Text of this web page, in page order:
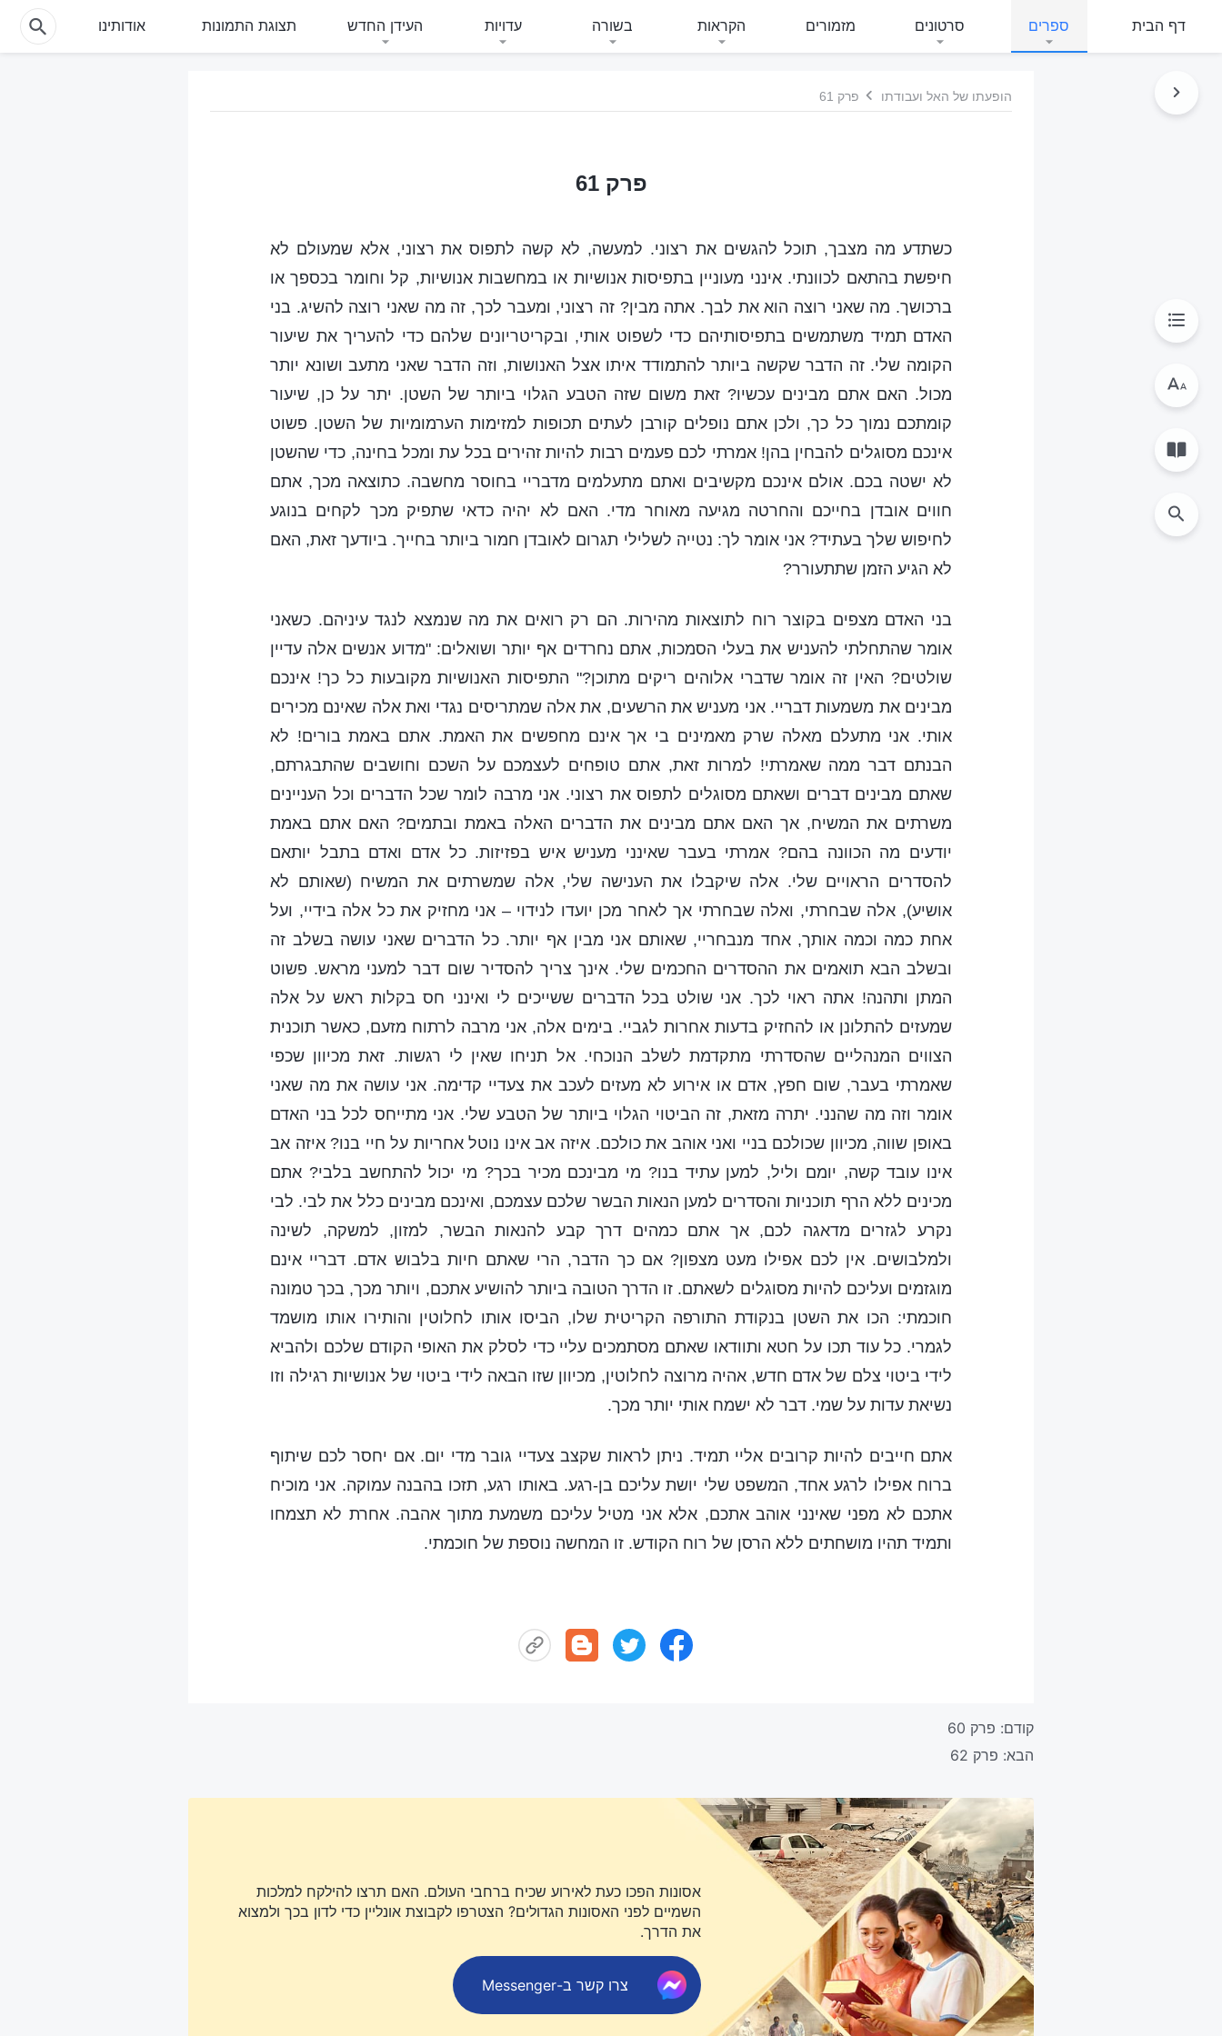
דף הבית ספרים סרטונים מזמורים הקראות בשורה עדויות העידן החדש תצוגת התמונות אודותינו
הופעתו של האל ועבודתו פרק 61
פרק 61
כשתדע מה מצבך, תוכל להגשים את רצוני. למעשה, לא קשה לתפוס את רצוני, אלא שמעולם לא
חיפשת בהתאם לכוונתי. אינני מעוניין בתפיסות אנושיות או במחשבות אנושיות, קל וחומר בכספך או
ברכושך. מה שאני רוצה הוא את לבך. אתה מבין? זה רצוני, ומעבר לכך, זה מה שאני רוצה להשיג. בני
האדם תמיד משתמשים בתפיסותיהם כדי לשפוט אותי, ובקריטריונים שלהם כדי להעריך את שיעור
הקומה שלי. זה הדבר שקשה ביותר להתמודד איתו אצל האנושות, וזה הדבר שאני מתעב ושונא יותר
מכול. האם אתם מבינים עכשיו? זאת משום שזה הטבע הגלוי ביותר של השטן. יתר על כן, שיעור
קומתכם נמוך כל כך, ולכן אתם נופלים קורבן לעתים תכופות למזימות הערמומיות של השטן. פשוט
אינכם מסוגלים להבחין בהן! אמרתי לכם פעמים רבות להיות זהירים בכל עת ומכל בחינה, כדי שהשטן
לא ישטה בכם. אולם אינכם מקשיבים ואתם מתעלמים מדבריי בחוסר מחשבה. כתוצאה מכך, אתם
חווים אובדן בחייכם והחרטה מגיעה מאוחר מדי. האם לא יהיה כדאי שתפיק מכך לקחים בנוגע
לחיפוש שלך בעתיד? אני אומר לך: נטייה לשלילי תגרום לאובדן חמור ביותר בחייך. ביודעך זאת, האם
לא הגיע הזמן שתתעורר?
בני האדם מצפים בקוצר רוח לתוצאות מהירות. הם רק רואים את מה שנמצא לנגד עיניהם. כשאני
אומר שהתחלתי להעניש את בעלי הסמכות, אתם נחרדים אף יותר ושואלים: "מדוע אנשים אלה עדיין
שולטים? האין זה אומר שדברי אלוהים ריקים מתוכן?" התפיסות האנושיות מקובעות כל כך! אינכם
מבינים את משמעות דבריי. אני מעניש את הרשעים, את אלה שמתריסים נגדי ואת אלה שאינם מכירים
אותי. אני מתעלם מאלה שרק מאמינים בי אך אינם מחפשים את האמת. אתם באמת בורים! לא
הבנתם דבר ממה שאמרתי! למרות זאת, אתם טופחים לעצמכם על השכם וחושבים שהתבגרתם,
שאתם מבינים דברים ושאתם מסוגלים לתפוס את רצוני. אני מרבה לומר שכל הדברים וכל העניינים
משרתים את המשיח, אך האם אתם מבינים את הדברים האלה באמת ובתמים? האם אתם באמת
יודעים מה הכוונה בהם? אמרתי בעבר שאינני מעניש איש בפזיזות. כל אדם ואדם בתבל יותאם
להסדרים הראויים שלי. אלה שיקבלו את הענישה שלי, אלה שמשרתים את המשיח (שאותם לא
אושיע), אלה שבחרתי, ואלה שבחרתי אך לאחר מכן יועדו לנידוי – אני מחזיק את כל אלה בידיי, ועל
אחת כמה וכמה אותך, אחד מנבחריי, שאותם אני מבין אף יותר. כל הדברים שאני עושה בשלב זה
ובשלב הבא תואמים את ההסדרים החכמים שלי. אינך צריך להסדיר שום דבר למעני מראש. פשוט
המתן ותהנה! אתה ראוי לכך. אני שולט בכל הדברים ששייכים לי ואינני חס בקלות ראש על אלה
שמעזים להתלונן או להחזיק בדעות אחרות לגביי. בימים אלה, אני מרבה לרתוח מזעם, כאשר תוכנית
הצווים המנהליים שהסדרתי מתקדמת לשלב הנוכחי. אל תניחו שאין לי רגשות. זאת מכיוון שכפי
שאמרתי בעבר, שום חפץ, אדם או אירוע לא מעזים לעכב את צעדיי קדימה. אני עושה את מה שאני
אומר וזה מה שהנני. יתרה מזאת, זה הביטוי הגלוי ביותר של הטבע שלי. אני מתייחס לכל בני האדם
באופן שווה, מכיוון שכולכם בניי ואני אוהב את כולכם. איזה אב אינו נוטל אחריות על חיי בנו? איזה אב
אינו עובד קשה, יומם וליל, למען עתיד בנו? מי מבינכם מכיר בכך? מי יכול להתחשב בלבי? אתם
מכינים ללא הרף תוכניות והסדרים למען הנאות הבשר שלכם עצמכם, ואינכם מבינים כלל את לבי. לבי
נקרע לגזרים מדאגה לכם, אך אתם כמהים דרך קבע להנאות הבשר, למזון, למשקה, לשינה
ולמלבושים. אין לכם אפילו מעט מצפון? אם כך הדבר, הרי שאתם חיות בלבוש אדם. דבריי אינם
מוגזמים ועליכם להיות מסוגלים לשאתם. זו הדרך הטובה ביותר להושיע אתכם, ויותר מכך, בכך טמונה
חוכמתי: הכו את השטן בנקודת התורפה הקריטית שלו, הביסו אותו לחלוטין והותירו אותו מושמד
לגמרי. כל עוד תכו על חטא ותוודאו שאתם מסתמכים עליי כדי לסלק את האופי הקודם שלכם ולהביא
לידי ביטוי צלם של אדם חדש, אהיה מרוצה לחלוטין, מכיוון שזו הבאה לידי ביטוי של אנושיות רגילה וזו
נשיאת עדות על שמי. דבר לא ישמח אותי יותר מכך.
אתם חייבים להיות קרובים אליי תמיד. ניתן לראות שקצב צעדיי גובר מדי יום. אם יחסר לכם שיתוף
ברוח אפילו לרגע אחד, המשפט שלי יושת עליכם בן-רגע. באותו רגע, תזכו בהבנה עמוקה. אני מוכיח
אתכם לא מפני שאינני אוהב אתכם, אלא אני מטיל עליכם משמעת מתוך אהבה. אחרת לא תצמחו
ותמיד תהיו מושחתים ללא הרסן של רוח הקודש. זו המחשה נוספת של חוכמתי.
קודם: פרק 60
הבא: פרק 62
אסונות הפכו כעת לאירוע שכיח ברחבי העולם. האם תרצו להילקח למלכות
השמיים לפני האסונות הגדולים? הצטרפו לקבוצת אונליין כדי לדון בכך ולמצוא
את הדרך.
צרו קשר ב-Messenger